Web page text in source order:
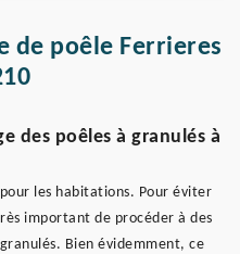
de poêle Ferrieres
des poêles à granulés à
les habitations. Pour éviter
important de procéder à des
Bien évidemment, ce